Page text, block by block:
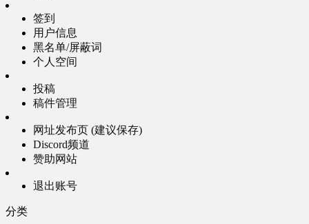
签到
用户信息
黑名单/屏蔽词
个人空间
投稿
稿件管理
网址发布页 (建议保存)
Discord频道
赞助网站
退出账号
分类